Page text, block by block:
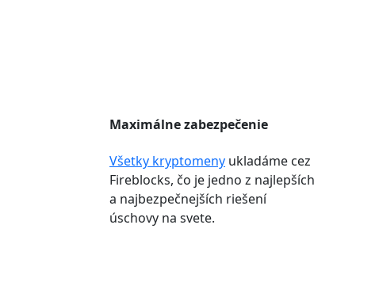
Maximálne zabezpečenie
Všetky kryptomeny ukladáme cez
Fireblocks, čo je jedno z najlepších
a najbezpečnejších riešení
úschovy na svete.